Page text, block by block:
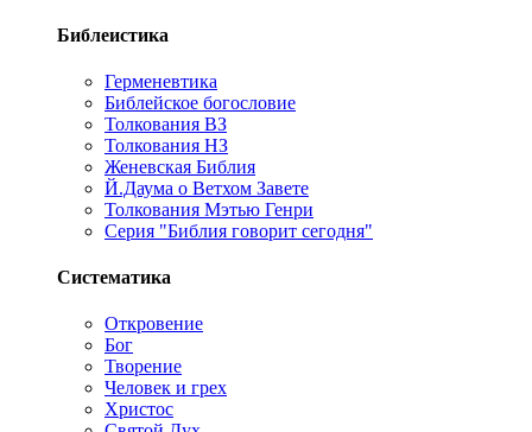
Библеистика
Герменевтика
Библейское богословие
Толкования ВЗ
Толкования НЗ
Женевская Библия
Й.Даума о Ветхом Завете
Толкования Мэтью Генри
Серия "Библия говорит сегодня"
Систематика
Откровение
Бог
Творение
Человек и грех
Христос